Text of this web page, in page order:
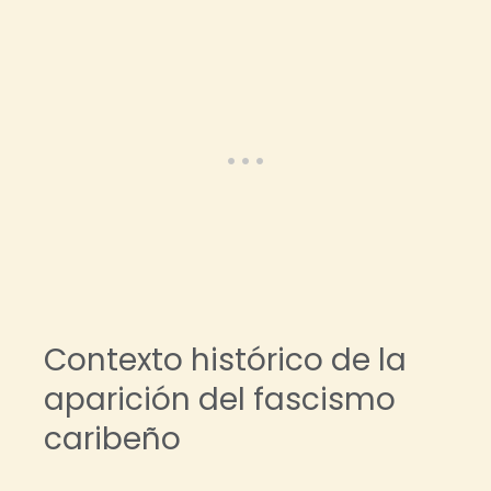
Contexto histórico de la
aparición del fascismo
caribeño